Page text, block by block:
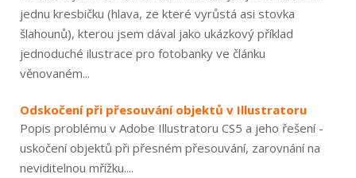
jednu kresbičku (hlava, ze které vyrůstá asi stovka
šlahounů), kterou jsem dával jako ukázkový příklad
jednoduché ilustrace pro fotobanky ve článku
věnovaném...
Odskočení při přesouvání objektů v Illustratoru
Popis problému v Adobe Illustratoru CS5 a jeho řešení -
uskočení objektů při přesném přesouvání, zarovnání na
neviditelnou mřížku....